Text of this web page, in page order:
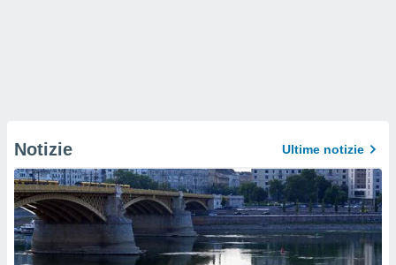
Notizie Ultime notizie